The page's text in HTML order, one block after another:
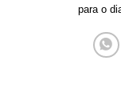
para o